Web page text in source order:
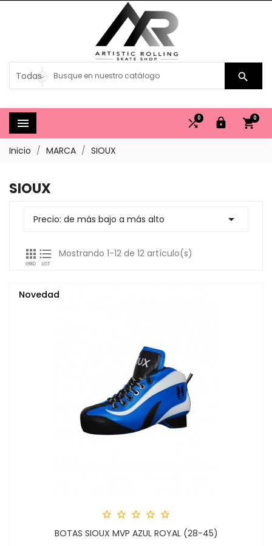

 0


0
Inicio MARCA SIOUX
SIOUX
Precio: de más bajo a más alto 

GRID

LIST
Mostrando 1-12 de 12 artículo(s)
    
BOTAS SIOUX MVP AZUL ROYAL (28-45)
Novedad